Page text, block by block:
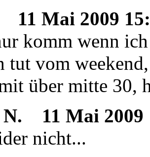
11 Mai 2009
komm wenn
tut vom
über mitte 30,
11 Mai 2009
nicht...